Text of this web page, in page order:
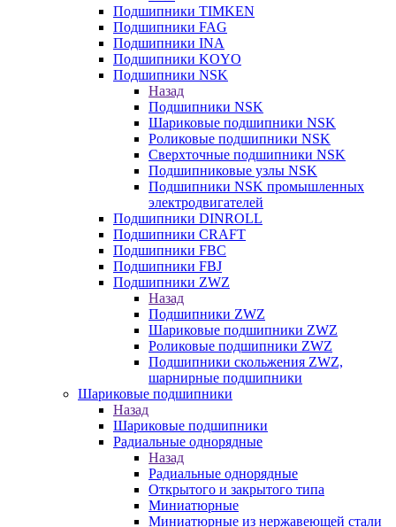
Подшипники TIMKEN
Подшипники FAG
Подшипники INA
Подшипники KOYO
Подшипники NSK
Назад
Подшипники NSK
Шариковые подшипники NSK
Роликовые подшипники NSK
Сверхточные подшипники NSK
Подшипниковые узлы NSK
Подшипники NSK промышленных
электродвигателей
Подшипники DINROLL
Подшипники CRAFT
Подшипники FBC
Подшипники FBJ
Подшипники ZWZ
Назад
Подшипники ZWZ
Шариковые подшипники ZWZ
Роликовые подшипники ZWZ
Подшипники скольжения ZWZ,
шарнирные подшипники
Шариковые подшипники
Назад
Шариковые подшипники
Радиальные однорядные
Назад
Радиальные однорядные
Открытого и закрытого типа
Миниатюрные
Миниатюрные из нержавеющей стали